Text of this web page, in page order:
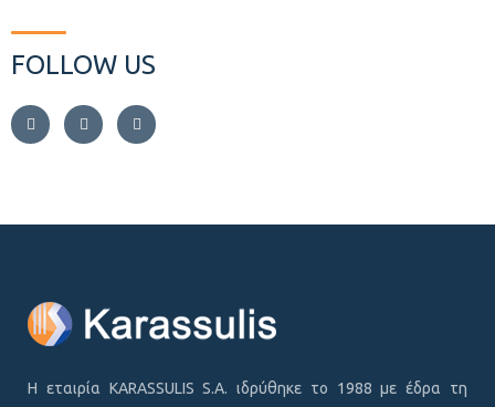
FOLLOW US
Η εταιρία KARASSULIS S.A. ιδρύθηκε το 1988 με έδρα τη